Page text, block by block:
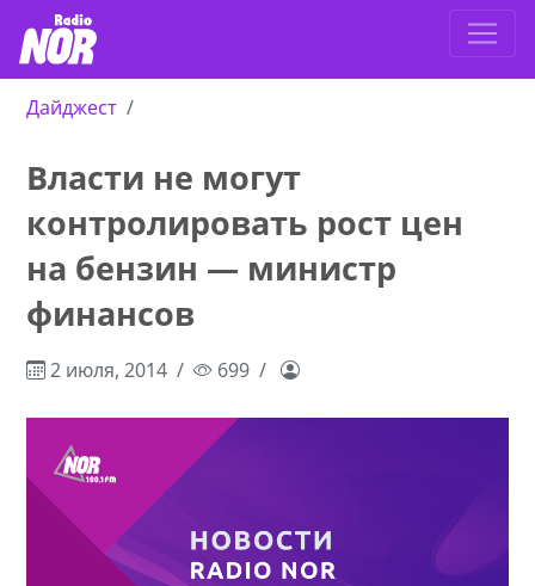
Дайджест
Власти не могут
контролировать рост цен
на бензин — министр
финансов
2 июля, 2014 699